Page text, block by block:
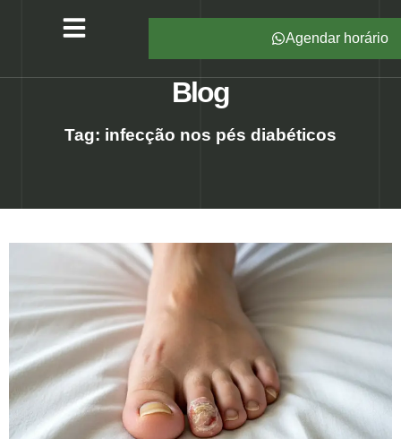
Agendar horário
Blog
Tag: infecção nos pés diabéticos